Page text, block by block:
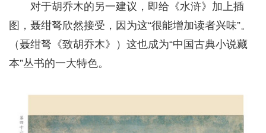
对于胡乔木的另一建议，即给《水浒》加上插
图，聂绀弩欣然接受，因为这“很能增加读者兴味”。
（聂绀弩《致胡乔木》）这也成为“中国古典小说藏
本”丛书的一大特色。